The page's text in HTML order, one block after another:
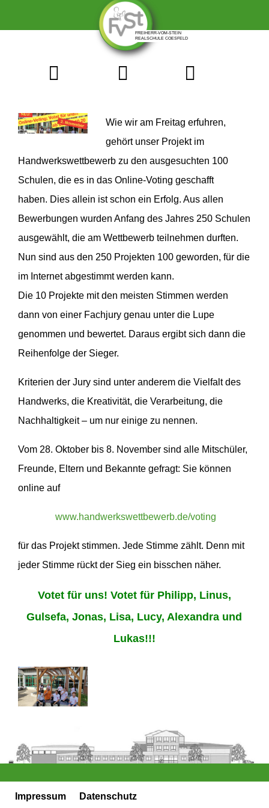
Wie wir am Freitag erfuhren,
gehört unser Projekt im
Handwerkswettbewerb zu den ausgesuchten 100
Schulen, die es in das Online-Voting geschafft
haben. Dies allein ist schon ein Erfolg. Aus allen
Bewerbungen wurden Anfang des Jahres 250 Schulen
ausgewählt, die am Wettbewerb teilnehmen durften.
Nun sind aus den 250 Projekten 100 geworden, für die
im Internet abgestimmt werden kann.
Die 10 Projekte mit den meisten Stimmen werden
dann von einer Fachjury genau unter die Lupe
genommen und bewertet. Daraus ergibt sich dann die
Reihenfolge der Sieger.
Kriterien der Jury sind unter anderem die Vielfalt des
Handwerks, die Kreativität, die Verarbeitung, die
Nachhaltigkeit – um nur einige zu nennen.
Vom 28. Oktober bis 8. November sind alle Mitschüler,
Freunde, Eltern und Bekannte gefragt: Sie können
online auf
www.handwerkswettbewerb.de/voting
für das Projekt stimmen. Jede Stimme zählt. Denn mit
jeder Stimme rückt der Sieg ein bisschen näher.
Votet für uns! Votet für Philipp, Linus,
Gulsefa, Jonas, Lisa, Lucy, Alexandra und
Lukas!!!
Impressum Datenschutz